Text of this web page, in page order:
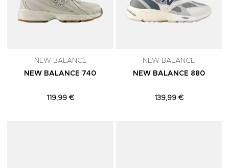
NEW BALANCE
NEW BALANCE 740
119,99 €
NEW BALANCE
NEW BALANCE 880
139,99 €